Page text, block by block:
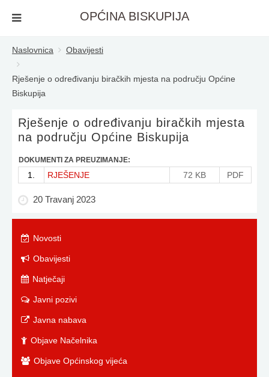
OPĆINA BISKUPIJA
Naslovnica Obavijesti
Rješenje o određivanju biračkih mjesta na području Općine
Biskupija
Rješenje o određivanju biračkih mjesta
na području Općine Biskupija
DOKUMENTI ZA PREUZIMANJE:
1. RJEŠENJE 72 KB PDF
20 Travanj 2023
Novosti
Obavijesti
Natječaji
Javni pozivi
Javna nabava
Objave Načelnika
Objave Općinskog vijeća